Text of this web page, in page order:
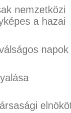
nemzetközi
a hazai
napok